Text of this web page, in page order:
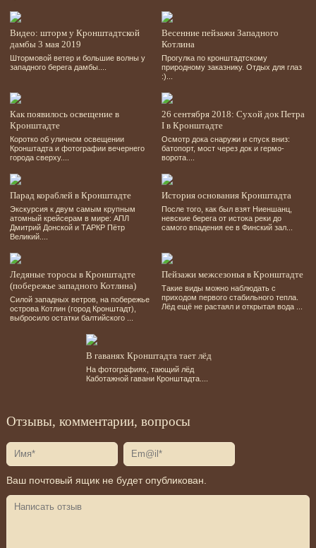
Видео: шторм у Кронштадтской
дамбы 3 мая 2019
Штормовой ветер и большие волны у
западного берега дамбы....
Весенние пейзажи Западного
Котлина
Прогулка по кронштадтскому
природному заказнику. Отдых для глаз
:)...
Как появилось освещение в
Кронштадте
Коротко об уличном освещении
Кронштадта и фотографии вечернего
города сверху....
26 сентября 2018: Сухой док Петра
І в Кронштадте
Осмотр дока снаружи и спуск вниз:
батопорт, мост через док и гермо-
ворота....
Парад кораблей в Кронштадте
Экскурсия к двум самым крупным
атомный крейсерам в мире: АПЛ
Дмитрий Донской и ТАРКР Пётр
Великий....
История основания Кронштадта
После того, как был взят Ниеншанц,
невские берега от истока реки до
самого впадения ее в Финский зал...
Ледяные торосы в Кронштадте
(побережье западного Котлина)
Силой западных ветров, на побережье
острова Котлин (город Кронштадт),
выбросило остатки балтийского ...
Пейзажи межсезонья в Кронштадте
Такие виды можно наблюдать с
приходом первого стабильного тепла.
Лёд ещё не растаял и открытая вода ...
В гаванях Кронштадта тает лёд
На фотографиях, тающий лёд
Каботажной гавани Кронштадта....
Отзывы, комментарии, вопросы
Ваш почтовый ящик не будет опубликован.